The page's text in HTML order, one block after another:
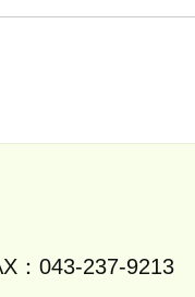
：043-237-9213